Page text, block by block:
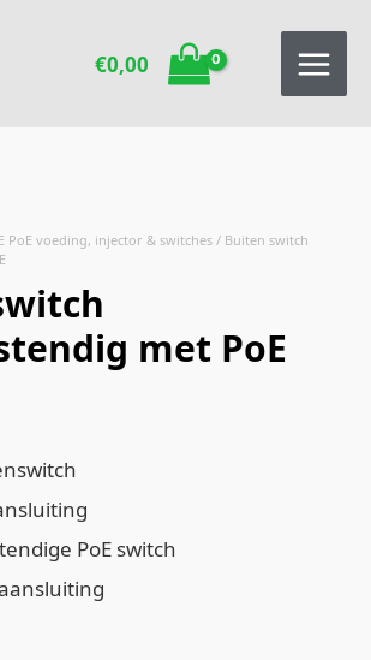
€0,00
PoE voeding, injector & switches / Buiten switch
met PoE
PoE switch